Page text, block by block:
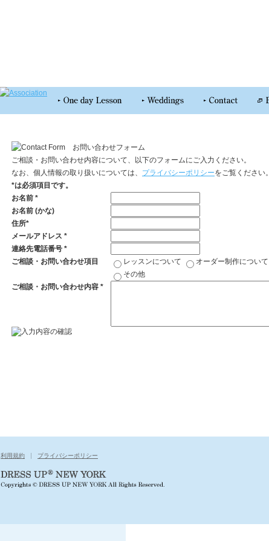
ご相談・お問い合わせ内容について、以下のフォームにご入力ください。
なお、個人情報の取り扱いについては、 プライバシーポリシーをご覧ください。
*は必須項目です。
お名前 *
お名前 (かな)
住所*
メールアドレス *
連絡先電話番号 *
ご相談・お問い合わせ項目
レッスンについて オーダー制作について
その他
ご相談・お問い合わせ内容 *
利用規約 プライバシーポリシー